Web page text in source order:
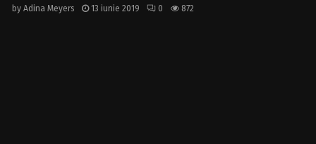
by Adina Meyers 13 iunie 2019 0 872